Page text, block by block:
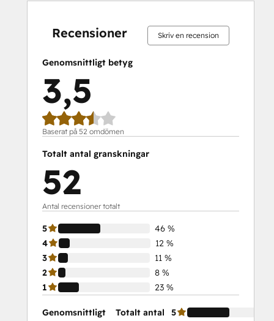
Recensioner Skriv en recension
Genomsnittligt betyg
3,5
Baserat på 52 omdömen
Totalt antal granskningar
52
Antal recensioner totalt
5
46 %
4
12 %
3
11 %
2
8 %
1
23 %
Genomsnittligt
Totalt antal
5